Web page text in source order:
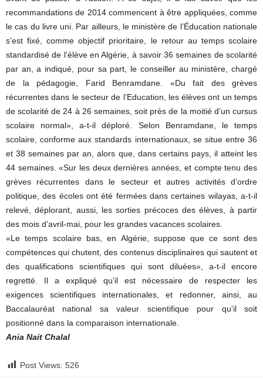
recommandations de 2014 commencent à être appliquées, comme
le cas du livre uni. Par ailleurs, le ministère de l’Éducation nationale
s’est fixé, comme objectif prioritaire, le retour au temps scolaire
standardisé de l’élève en Algérie, à savoir 36 semaines de scolarité
par an, a indiqué, pour sa part, le conseiller au ministère, chargé
de la pédagogie, Farid Benramdane. «Du fait des grèves
récurrentes dans le secteur de l’Education, les élèves ont un temps
de scolarité de 24 à 26 semaines, soit près de la moitié d’un cursus
scolaire normal», a-t-il déploré. Selon Benramdane, le temps
scolaire, conforme aux standards internationaux, se situe entre 36
et 38 semaines par an, alors que, dans certains pays, il atteint les
44 semaines. «Sur les deux dernières années, et compte tenu des
grèves récurrentes dans le secteur et autres activités d’ordre
politique, des écoles ont été fermées dans certaines wilayas, a-t-il
relevé, déplorant, aussi, les sorties précoces des élèves, à partir
des mois d’avril-mai, pour les grandes vacances scolaires.
«Le temps scolaire bas, en Algérie, suppose que ce sont des
compétences qui chutent, des contenus disciplinaires qui sautent et
des qualifications scientifiques qui sont diluées», a-t-il encore
regretté. Il a expliqué qu’il est nécessaire de respecter les
exigences scientifiques internationales, et redonner, ainsi, au
Baccalauréat national sa valeur scientifique pour qu’il soit
positionné dans la comparaison internationale.
Ania Nait Chalal
Post Views: 526